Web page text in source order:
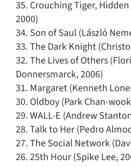
35. Crouching Tiger,
2000)
34. Son of Saul (László
33. The Dark Knight
32. The Lives of Others
Donnersmarck, 2006)
31. Margaret (Kenneth
30. Oldboy (Park Chan-
29. WALL-E (Andrew
28. Talk to Her (Pedro
27. The Social Network
26. 25th Hour (Spike Lee,